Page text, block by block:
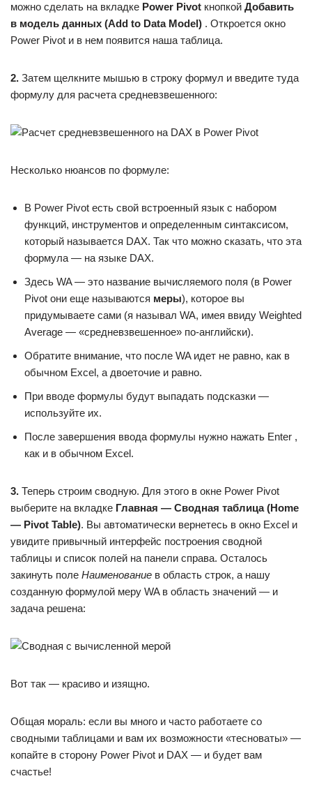
можно сделать на вкладке Power Pivot кнопкой Добавить
в модель данных (Add to Data Model) . Откроется окно
Power Pivot и в нем появится наша таблица.
2. Затем щелкните мышью в строку формул и введите туда
формулу для расчета средневзвешенного:
Несколько нюансов по формуле:
В Power Pivot есть свой встроенный язык с набором
функций, инструментов и определенным синтаксисом,
который называется DAX. Так что можно сказать, что эта
формула — на языке DAX.
Здесь WA — это название вычисляемого поля (в Power
Pivot они еще называются меры), которое вы
придумываете сами (я называл WA, имея ввиду Weighted
Average — «средневзвешенное» по-английски).
Обратите внимание, что после WA идет не равно, как в
обычном Excel, а двоеточие и равно.
При вводе формулы будут выпадать подсказки —
используйте их.
После завершения ввода формулы нужно нажать Enter ,
как и в обычном Excel.
3. Теперь строим сводную. Для этого в окне Power Pivot
выберите на вкладке Главная — Сводная таблица (Home
— Pivot Table). Вы автоматически вернетесь в окно Excel и
увидите привычный интерфейс построения сводной
таблицы и список полей на панели справа. Осталось
закинуть поле Наименование в область строк, а нашу
созданную формулой меру WA в область значений — и
задача решена:
Вот так — красиво и изящно.
Общая мораль: если вы много и часто работаете со
сводными таблицами и вам их возможности «тесноваты» —
копайте в сторону Power Pivot и DAX — и будет вам
счастье!